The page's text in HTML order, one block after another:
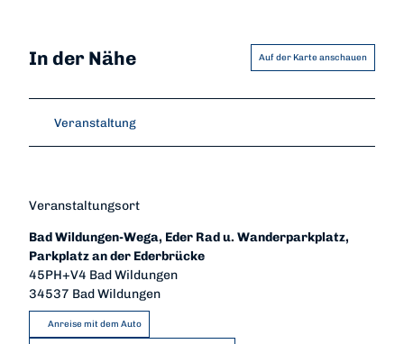
In der Nähe Auf der Karte anschauen
Veranstaltung
Veranstaltungsort
Bad Wildungen-Wega, Eder Rad u. Wanderparkplatz,
Parkplatz an der Ederbrücke
45PH+V4 Bad Wildungen
34537 Bad Wildungen
Anreise mit dem Auto